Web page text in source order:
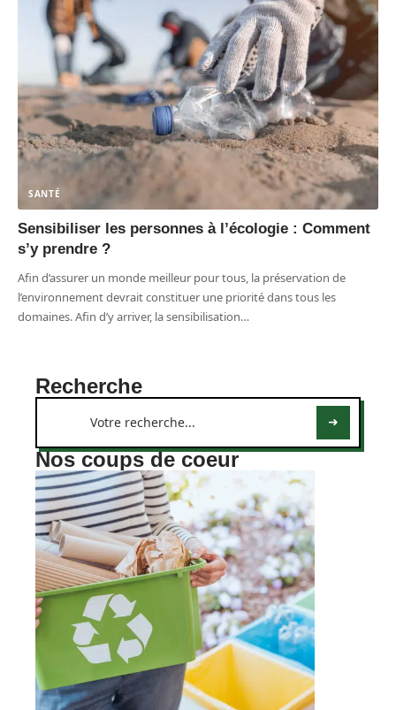
SANTÉ
Sensibiliser les personnes à l’écologie : Comment
s’y prendre ?
Afin d’assurer un monde meilleur pour tous, la préservation de
l’environnement devrait constituer une priorité dans tous les
domaines. Afin d’y arriver, la sensibilisation…
Recherche
Nos coups de coeur